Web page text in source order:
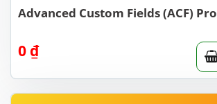
Advanced Custom Fields (ACF) Pro
0 ₫